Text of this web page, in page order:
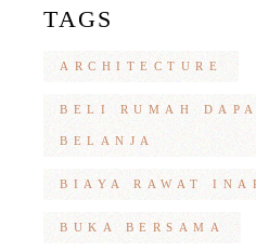
TAGS
ARCHITECTURE
BELI RUMAH
BELANJA
BIAYA RAWAT
BUKA BERSAMA